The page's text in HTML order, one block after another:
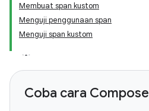
Membuat span kustom
Menguji penggunaan span
Menguji span kustom
Coba cara Compose